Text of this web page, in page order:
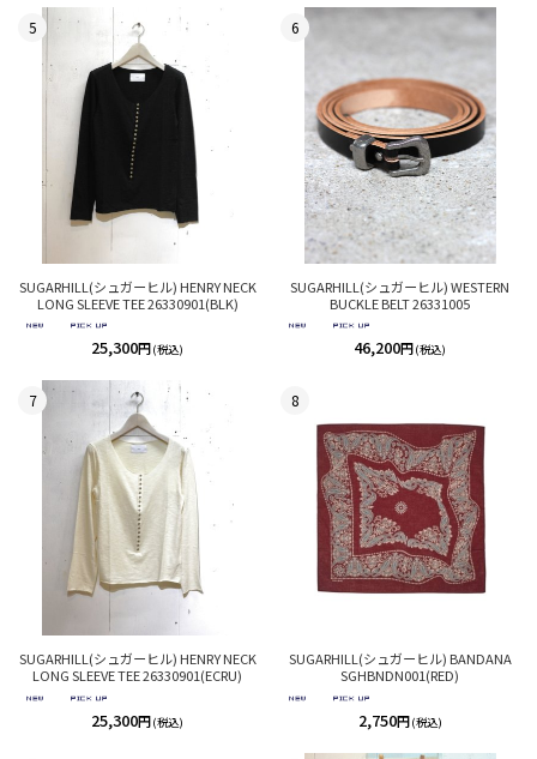
5
SUGARHILL(シュガーヒル) HENRY NECK
LONG SLEEVE TEE 26330901(BLK)
25,300円(税込)
6
SUGARHILL(シュガーヒル) WESTERN
BUCKLE BELT 26331005
46,200円(税込)
7
SUGARHILL(シュガーヒル) HENRY NECK
LONG SLEEVE TEE 26330901(ECRU)
25,300円(税込)
8
SUGARHILL(シュガーヒル) BANDANA
SGHBNDN001(RED)
2,750円(税込)